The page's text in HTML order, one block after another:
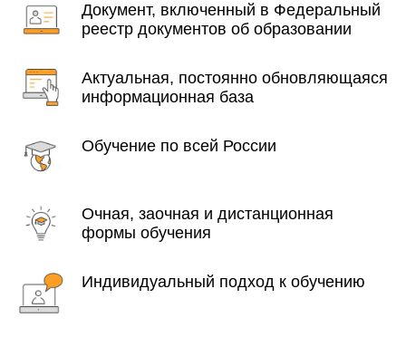
Документ, включенный в Федеральный
реестр документов об образовании
Актуальная, постоянно обновляющаяся
информационная база
Обучение по всей России
Очная, заочная и дистанционная
формы обучения
Индивидуальный подход к обучению